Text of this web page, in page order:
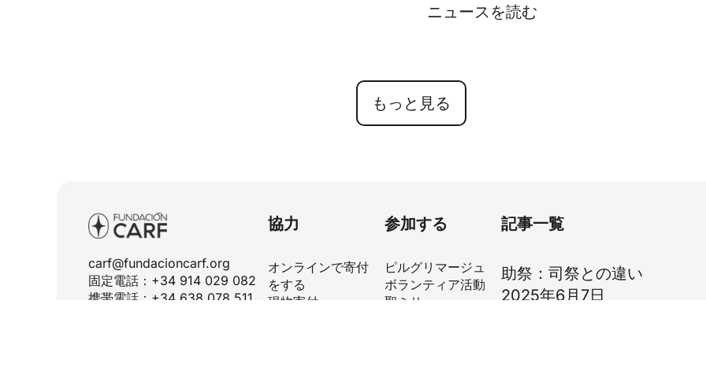
ニュースを読む
もっと見る
carf@fundacioncarf.org
固定電話：+34 914 029 082
携帯電話：+34 638 078 511
協力
オンラインで寄付
をする
現物寄付
参加する
ピルグリマージュ
ボランティア活動
聖ミサ
記事一覧
助祭：司祭との違い
2025年6月7日